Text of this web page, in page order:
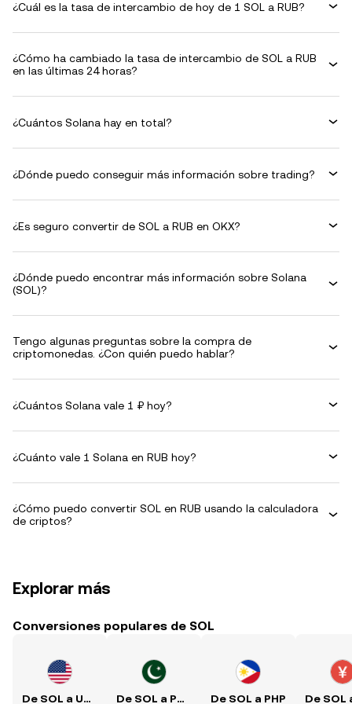
¿Cuál es la tasa de intercambio de hoy de 1 SOL a RUB?
¿Cómo ha cambiado la tasa de intercambio de SOL a RUB
en las últimas 24 horas?
¿Cuántos Solana hay en total?
¿Dónde puedo conseguir más información sobre trading?
¿Es seguro convertir de SOL a RUB en OKX?
¿Dónde puedo encontrar más información sobre Solana
(SOL)?
Tengo algunas preguntas sobre la compra de
criptomonedas. ¿Con quién puedo hablar?
¿Cuántos Solana vale 1 ₽ hoy?
¿Cuánto vale 1 Solana en RUB hoy?
¿Cómo puedo convertir SOL en RUB usando la calculadora
de criptos?
Explorar más
Conversiones populares de SOL
De SOL a USD De SOL a PKR De SOL a PHP